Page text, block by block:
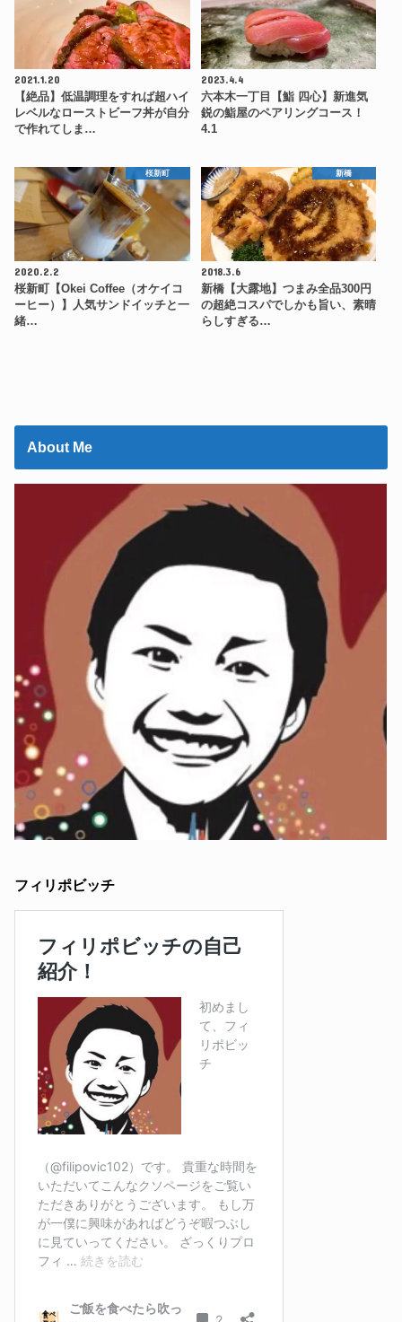
2021.1.20
【絶品】低温調理をすれば超ハイ
レベルなローストビーフ丼が自分
で作れてしま…
2023.4.4
六本木一丁目【鮨 四心】新進気
鋭の鮨屋のペアリングコース！
4.1
桜新町
2020.2.2
桜新町【Okei Coffee（オケイコ
ーヒー）】人気サンドイッチと一
緒…
新橋
2018.3.6
新橋【大露地】つまみ全品300円
の超絶コスパでしかも旨い、素晴
らしすぎる…
About Me
フィリポビッチ